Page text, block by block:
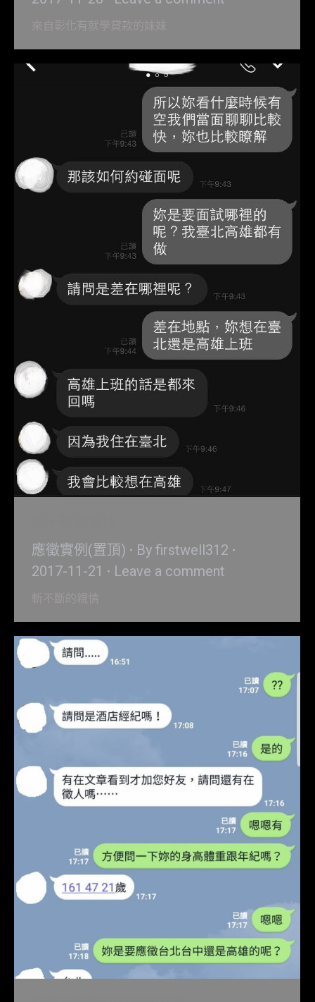
來自彰化有就學貸款的妹妹
應徵實例(置頂) By firstwell312
2017-11-21
Leave a comment
斬不斷的親情